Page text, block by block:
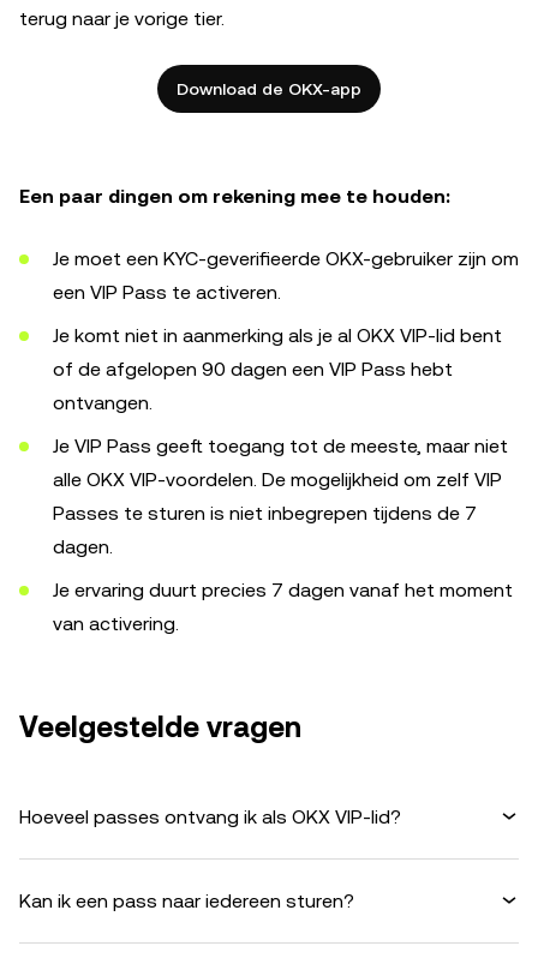
terug naar je vorige tier.
Download de OKX-app
Een paar dingen om rekening mee te houden:
Je moet een KYC-geverifieerde OKX-gebruiker zijn om
een VIP Pass te activeren.
Je komt niet in aanmerking als je al OKX VIP-lid bent
of de afgelopen 90 dagen een VIP Pass hebt
ontvangen.
Je VIP Pass geeft toegang tot de meeste, maar niet
alle OKX VIP-voordelen. De mogelijkheid om zelf VIP
Passes te sturen is niet inbegrepen tijdens de 7
dagen.
Je ervaring duurt precies 7 dagen vanaf het moment
van activering.
Veelgestelde vragen
Hoeveel passes ontvang ik als OKX VIP-lid?
Kan ik een pass naar iedereen sturen?